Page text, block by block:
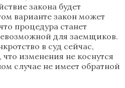
закона будет
варианте закон может
процедура станет
для заемщиков.
в суд сейчас,
изменения не коснутся
случае не имеет обратной